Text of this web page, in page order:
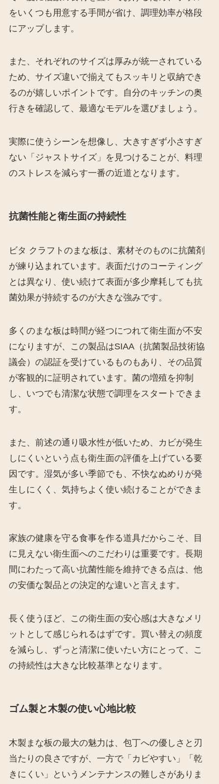
をいくつも用意する手間が省け、調理効率が格段
にアップします。
また、それぞれのサイズは厚みが統一されている
ため、サイズ違いで揃えてもスッキリと収納でき
るのが嬉しいポイントです。自分のキッチンの奥
行きを確認して、最適なモデルを選びましょう。
実際に使うシーンを想像し、大きすぎず小さすぎ
ない「ジャストサイズ」を見つけることが、料理
のストレスを減らす一番の近道となります。
抗菌性能と衛生面の持続性
ビタ クラフトのまな板は、素材そのものに抗菌剤
が練り込まれています。表面だけのコーティング
とは異なり、使い続けて表面が多少摩耗しても抗
菌効果が持続するのが大きな強みです。
多くのまな板は時間が経つにつれて衛生面が不安
になりますが、この製品はSIAA（抗菌製品技術協
議会）の認証を受けているものもあり、その品質
が客観的に証明されています。菌の増殖を抑制
し、いつでも清潔な状態で調理をスタートできま
す。
また、前述の通り吸水性が低いため、カビが発生
しにくいという点も衛生面の評価を上げている要
因です。湿気が多い季節でも、不快なぬめりが発
生しにくく、気持ちよく使い続けることができま
す。
家族の健康を守る食事を作る道具だからこそ、目
に見えない衛生面へのこだわりは重要です。長期
間にわたって高い抗菌性能を維持できる点は、他
の安価な製品との決定的な違いと言えます。
長く使うほど、この衛生面の安心感は大きなメリ
ットとして感じられるはずです。買い替えの頻度
を減らし、ずっと清潔に使いたい方にとって、こ
の持続性は大きな比較基準となります。
ゴム製と木製の使い心地比較
木製まな板の最大の魅力は、包丁への優しさと刃
当たりの良さですが、一方で「カビやすい」「乾
きにくい」というメンテナンスの難しさがありま